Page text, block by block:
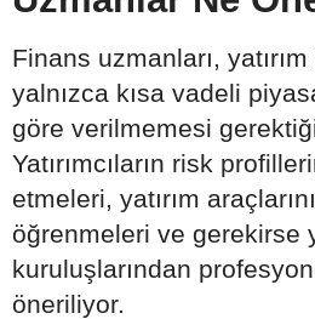
Finans uzmanları, yatırım
yalnızca kısa vadeli
göre verilmemesi
Yatırımcıların risk
etmeleri, yatırım
öğrenmeleri ve gerekirse
kuruluşlarından
öneriliyor.